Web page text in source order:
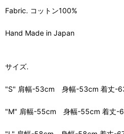
Fabric. コットン100%
Hand Made in Japan
サイズ.
"S" 肩幅-53cm 身幅-53cm 着丈-
"M" 肩幅-55cm 身幅-55cm 着丈-